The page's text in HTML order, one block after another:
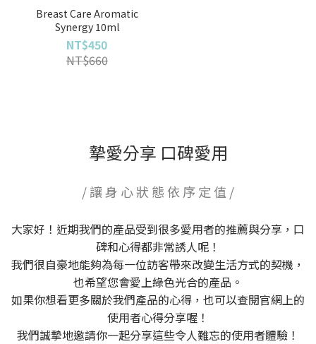
Breast Care Aromatic
Synergy 10ml
NT$450
NT$660
摯愛分享 口碑愛用
/ 讓 身 心 狀 態 依 序 定 值 /
大家好！近期我們的產品受到很多愛用者的推薦與分享，口
碑和心得都非常誘人呢！
我們很自豪地能夠為每一位訪客帶來改變生活方式的契機，
也希望您會愛上綠色光合的產品。
如果你想看更多關於我們產品的心得，也可以查閱官網上的
使用者心得分享喔！
我們誠摯地邀請你一起分享這些令人難忘的使用者體驗！